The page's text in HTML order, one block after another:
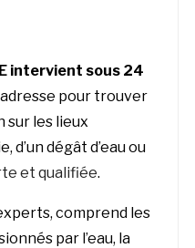
intervient sous 24
pour trouver
sur les lieux
d’un dégât d’eau ou
et qualifiée.
comprend les
par l’eau, la